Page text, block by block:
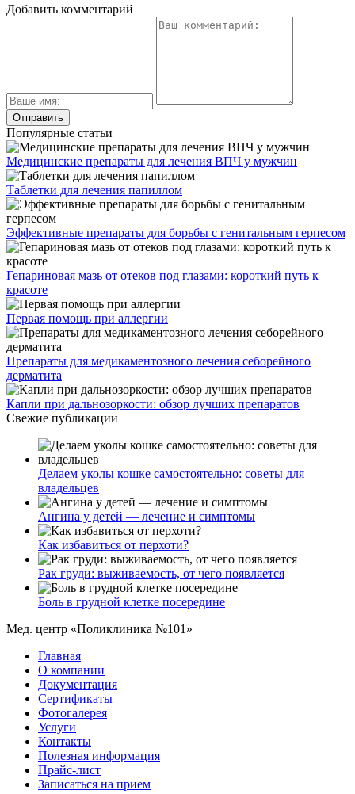
Добавить комментарий
Популярные статьи
Медицинские препараты для лечения ВПЧ у мужчин
Таблетки для лечения папиллом
Эффективные препараты для борьбы с генитальным герпесом
Гепариновая мазь от отеков под глазами: короткий путь к
красоте
Первая помощь при аллергии
Препараты для медикаментозного лечения себорейного
дерматита
Капли при дальнозоркости: обзор лучших препаратов
Свежие публикации
Делаем уколы кошке самостоятельно: советы для
владельцев
Ангина у детей — лечение и симптомы
Как избавиться от перхоти?
Рак груди: выживаемость, от чего появляется
Боль в грудной клетке посередине
Мед. центр «Поликлиника №101»
Главная
О компании
Документация
Сертификаты
Фотогалерея
Услуги
Контакты
Полезная информация
Прайс-лист
Записаться на прием